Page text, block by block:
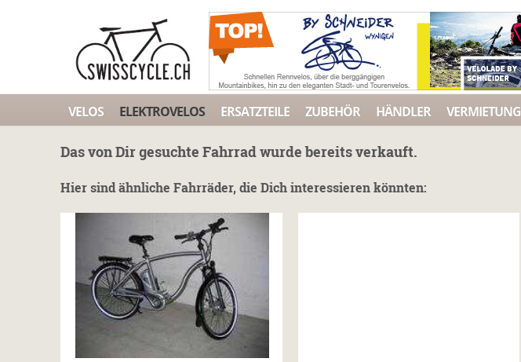
VELOS ELEKTROVELOS ERSATZTEILE ZUBEHÖR HÄNDLER VERMIETUNG
Das von Dir gesuchte Fahrrad wurde bereits verkauft.
Hier sind ähnliche Fahrräder, die Dich interessieren könnten: